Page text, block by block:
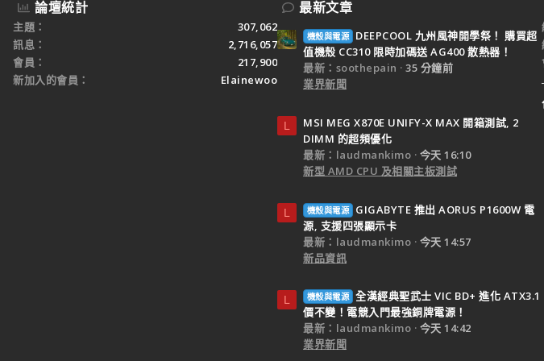
論壇統計
主題
307,062
訊息
2,716,057
會員
217,900
新加入的會員
Elainewoo
最新文章
機殼與電源
DEEPCOOL 九州風神開學祭！ 購買超
值機殼 CC310 限時加碼送 AG400 散熱器！
最新：soothepain
35 分鐘前
業界新聞
L
MSI MEG X870E UNIFY-X MAX 開箱測試, 2
DIMM 的超頻優化
最新：laudmankimo
今天 16:10
新型 AMD CPU 及相關主板測試
L 機殼與電源
GIGABYTE 推出 AORUS P1600W 電
源, 支援四張顯示卡
最新：laudmankimo
今天 14:57
新品資訊
L 機殼與電源 全漢經典聖武士 VIC BD+ 進化 ATX3.1
價不變！電競入門最強銅牌電源！
最新：laudmankimo
今天 14:42
業界新聞